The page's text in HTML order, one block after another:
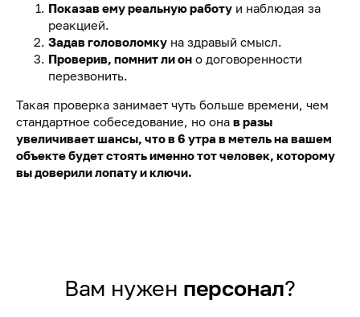
Показав ему реальную работу и наблюдая за
реакцией.
Задав головоломку на здравый смысл.
Проверив, помнит ли он о договоренности
перезвонить.
Такая проверка занимает чуть больше времени, чем
стандартное собеседование, но она в разы
увеличивает шансы, что в 6 утра в метель на вашем
объекте будет стоять именно тот человек, которому
вы доверили лопату и ключи.
Вам нужен персонал?